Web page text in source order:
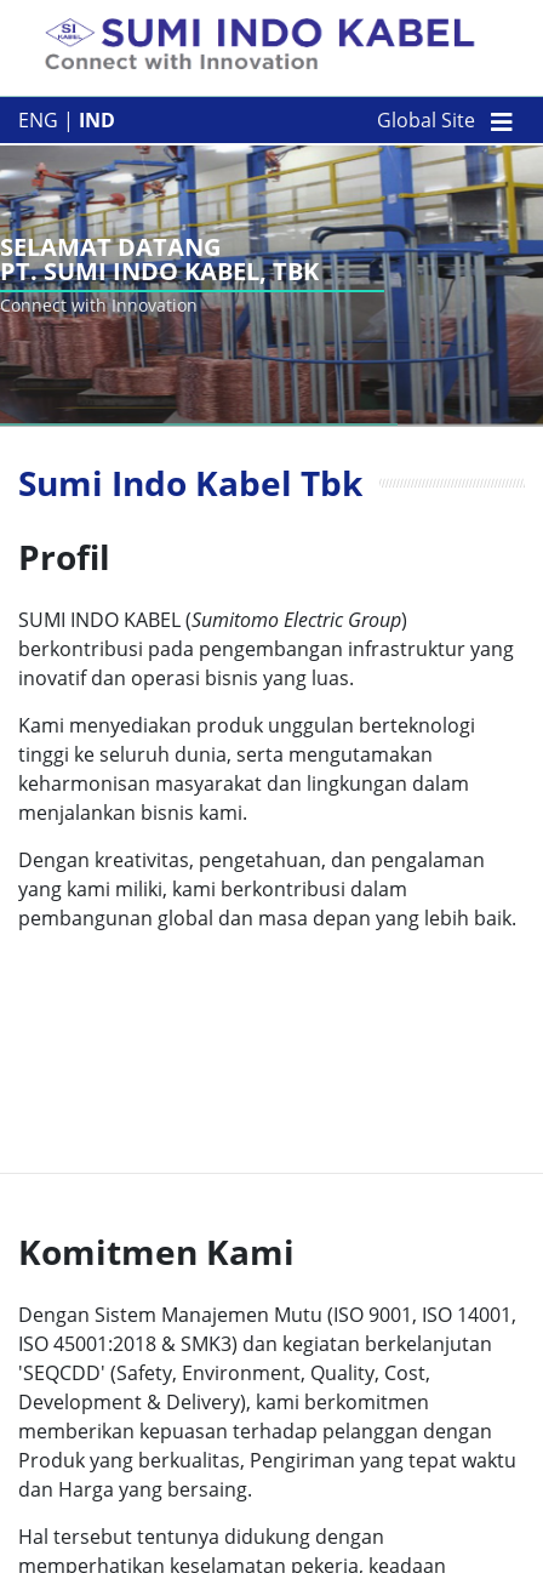
Skip to content
ENG | IND Global Site
SELAMAT DATANG
PT. SUMI INDO KABEL, TBK
Connect with Innovation
Sumi Indo Kabel Tbk
Profil
SUMI INDO KABEL (Sumitomo Electric Group)
berkontribusi pada pengembangan infrastruktur yang
inovatif dan operasi bisnis yang luas.
Kami menyediakan produk unggulan berteknologi
tinggi ke seluruh dunia, serta mengutamakan
keharmonisan masyarakat dan lingkungan dalam
menjalankan bisnis kami.
Dengan kreativitas, pengetahuan, dan pengalaman
yang kami miliki, kami berkontribusi dalam
pembangunan global dan masa depan yang lebih baik.
Komitmen Kami
Dengan Sistem Manajemen Mutu (ISO 9001, ISO 14001,
ISO 45001:2018 & SMK3) dan kegiatan berkelanjutan
'SEQCDD' (Safety, Environment, Quality, Cost,
Development & Delivery), kami berkomitmen
memberikan kepuasan terhadap pelanggan dengan
Produk yang berkualitas, Pengiriman yang tepat waktu
dan Harga yang bersaing.
Hal tersebut tentunya didukung dengan
memperhatikan keselamatan pekerja, keadaan
TENTANG KAMI
PRODUK KAMI
PERUSAHAAN
KONTAK